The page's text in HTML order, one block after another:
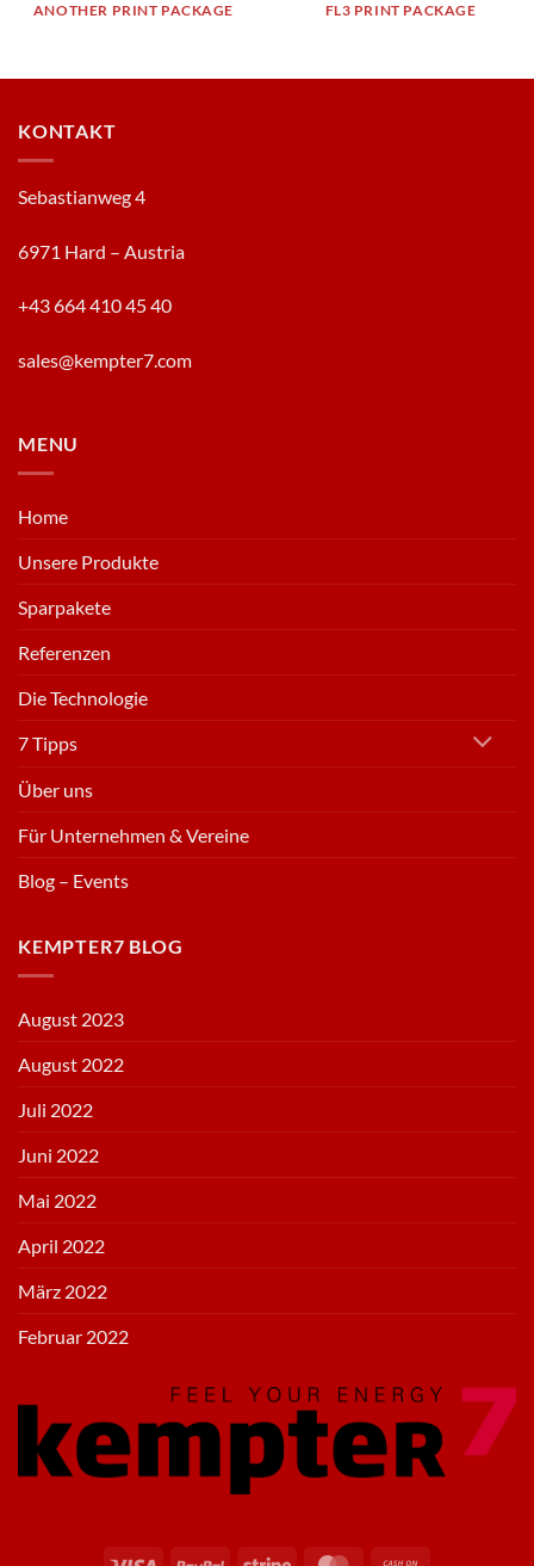
ANOTHER PRINT PACKAGE FL3 PRINT PACKAGE
KONTAKT
Sebastianweg 4
6971 Hard – Austria
+43 664 410 45 40
sales@kempter7.com
MENU
Home
Unsere Produkte
Sparpakete
Referenzen
Die Technologie
7 Tipps
Über uns
Für Unternehmen & Vereine
Blog – Events
KEMPTER7 BLOG
August 2023
August 2022
Juli 2022
Juni 2022
Mai 2022
April 2022
März 2022
Februar 2022